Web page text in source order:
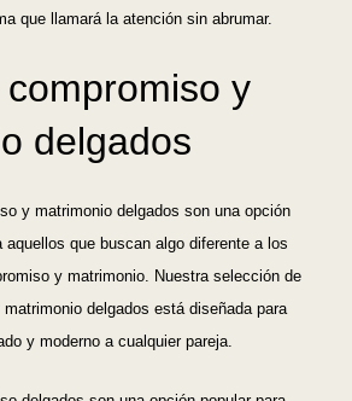
que llamará la atención sin abrumar.
y
delgados
y matrimonio delgados son una opción
aquellos que buscan algo diferente a los
y matrimonio. Nuestra selección de
delgados está diseñada para
y moderno a cualquier pareja.